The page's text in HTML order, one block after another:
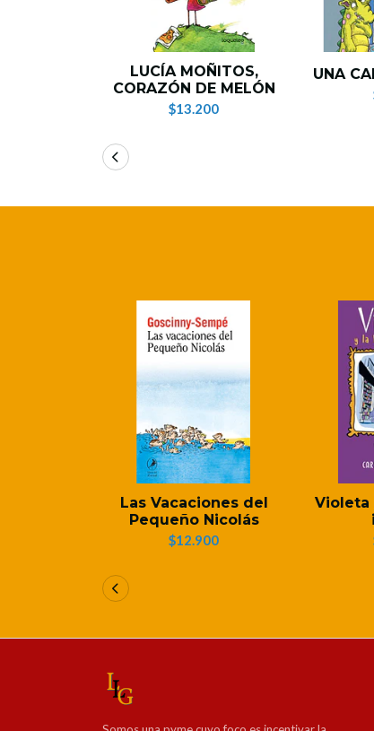
LUCÍA MOÑITOS,
CORAZÓN DE MELÓN
$13.200
UNA
Las Vacaciones del
Pequeño Nicolás
$12.900
Violeta